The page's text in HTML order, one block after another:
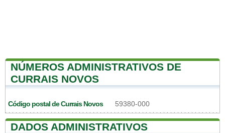
NÚMEROS ADMINISTRATIVOS DE
CURRAIS NOVOS
Código postal de Currais Novos 59380-000
DADOS ADMINISTRATIVOS